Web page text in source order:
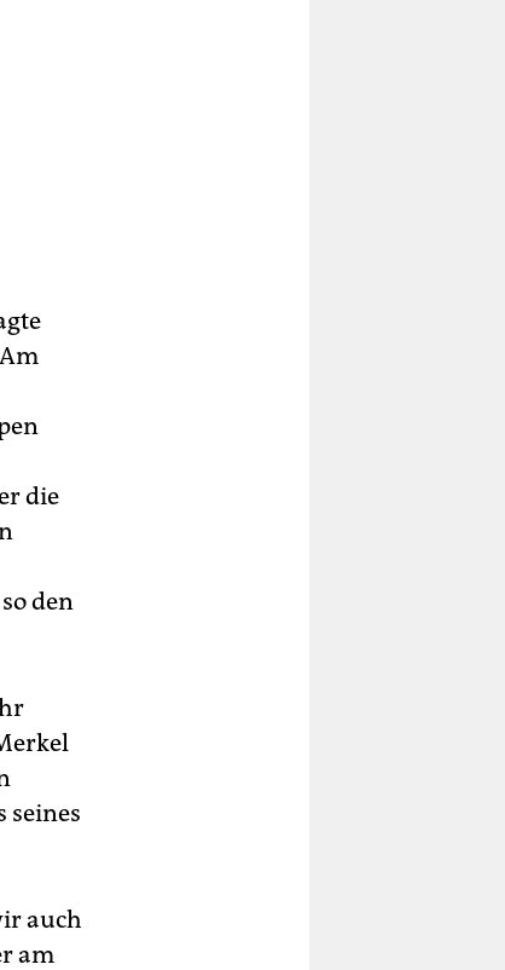
die
den
seines
auch
am